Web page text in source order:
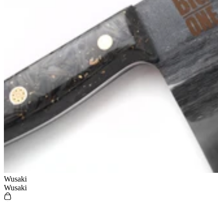
Wusaki
Wusaki